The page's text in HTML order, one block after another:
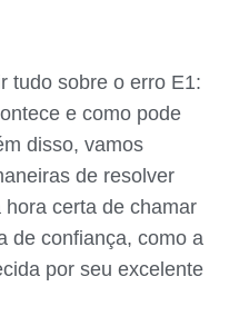
tudo sobre o erro E1:
e como pode
disso, vamos
de resolver
certa de chamar
de confiança, como a
por seu excelente